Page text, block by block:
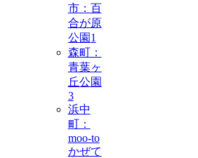
市：百
合が原
公園 1
森町：
青葉ヶ
丘公園
3
浜中
町：
moo-to
かぜて